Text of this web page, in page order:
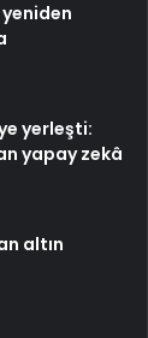
yerleşti:
yapay zekâ
altın